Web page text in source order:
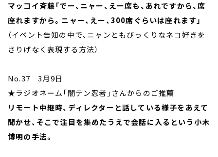
マッコイ斉藤「でー、ニャー、えー席も、あれですから、席
座れますから。ニャー、えー、300席ぐらいは座れます」
（イベント告知の中で、ニャンともびっくりなネコ好きを
さりげなく表現する方法）
No.37 3月9日
★ラジオネーム「闇テン忍者」さんからのご推薦
リモート中継時、ディレクターと話している様子をあえて
聞かせ、そこで注目を集めたうえで会話に入るという小木
博明の手法。